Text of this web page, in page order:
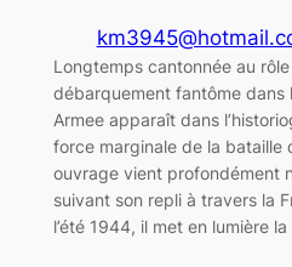
Longtemps cantonnée au rôle
débarquement fantôme dans
Armee apparaît dans
force marginale de la bataille
ouvrage vient profondément
suivant son repli à travers la
l’été 1944, il met en lumière